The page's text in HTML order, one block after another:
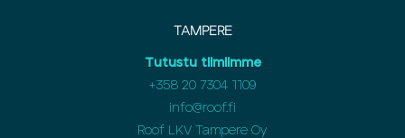
TAMPERE
Tutustu tiimiimme
+358 20 7304 1109
info@roof.fi
Roof LKV Tampere Oy